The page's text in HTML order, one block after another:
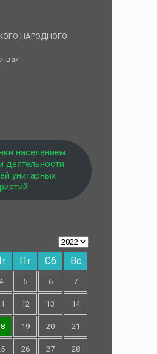
НАРОДНОГО
населением
деятельности
унитарных
Пт Сб Вс
4 5 6 7
12 13 14
19 20 21
26 27 28